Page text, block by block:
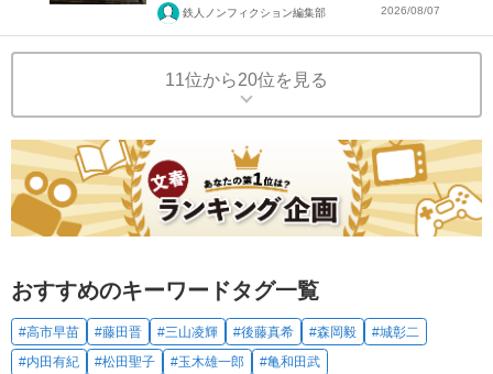
鉄人ノンフィクション編集部 2026/08/07
11位から20位を見る
おすすめのキーワードタグ一覧
#高市早苗 #藤田晋 #三山凌輝 #後藤真希 #森岡毅
#城彰二
#内田有紀
#松田聖子 #玉木雄一郎 #亀和田武